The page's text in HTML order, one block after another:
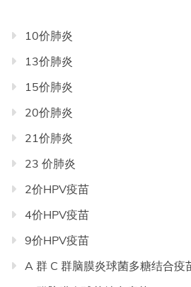
导
航
10价肺炎
13价肺炎
15价肺炎
20价肺炎
21价肺炎
23 价肺炎
2价HPV疫苗
4价HPV疫苗
9价HPV疫苗
A 群 C 群脑膜炎球菌多糖结合疫